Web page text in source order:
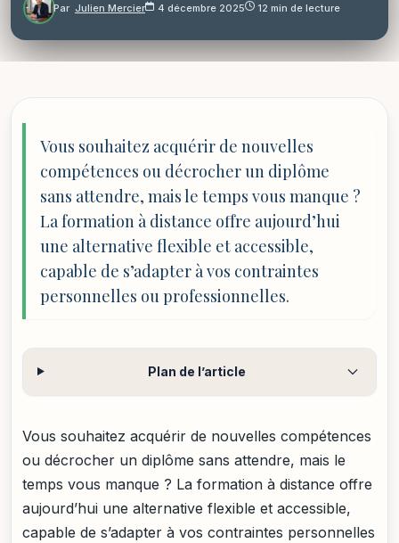
Par Julien Mercier 4 décembre 2025 12 min de lecture
Vous souhaitez acquérir de nouvelles
compétences ou décrocher un diplôme
sans attendre, mais le temps vous manque ?
La formation à distance offre aujourd’hui
une alternative flexible et accessible,
capable de s’adapter à vos contraintes
personnelles ou professionnelles.
Plan de l’article
Vous souhaitez acquérir de nouvelles compétences
ou décrocher un diplôme sans attendre, mais le
temps vous manque ? La formation à distance offre
aujourd’hui une alternative flexible et accessible,
capable de s’adapter à vos contraintes personnelles